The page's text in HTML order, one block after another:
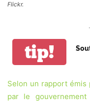
Flickr.
tip!
Selon un rapport émis
par le